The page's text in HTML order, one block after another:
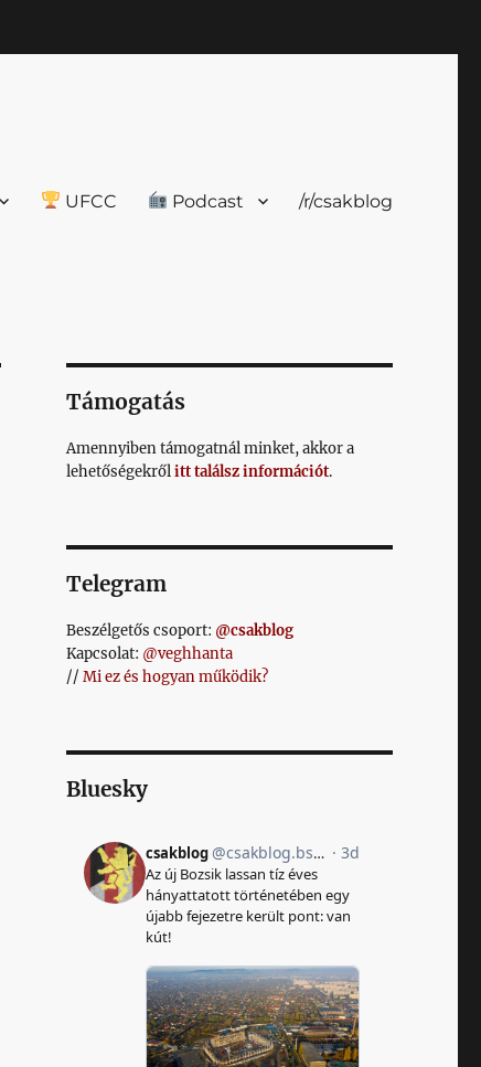
UFCC Podcast /r/csakblog
Támogatás
Amennyiben támogatnál minket, akkor a
lehetőségekrőlitt találsz információt.
Telegram
Beszélgetős csoport: @csakblog
Kapcsolat: @veghhanta
// Mi ez és hogyan működik?
Bluesky